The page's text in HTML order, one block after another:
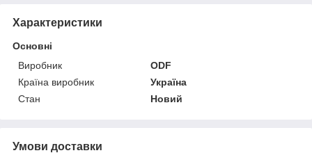
Характеристики
Основні
Виробник
ODF
Країна виробник
Україна
Стан
Новий
Умови доставки